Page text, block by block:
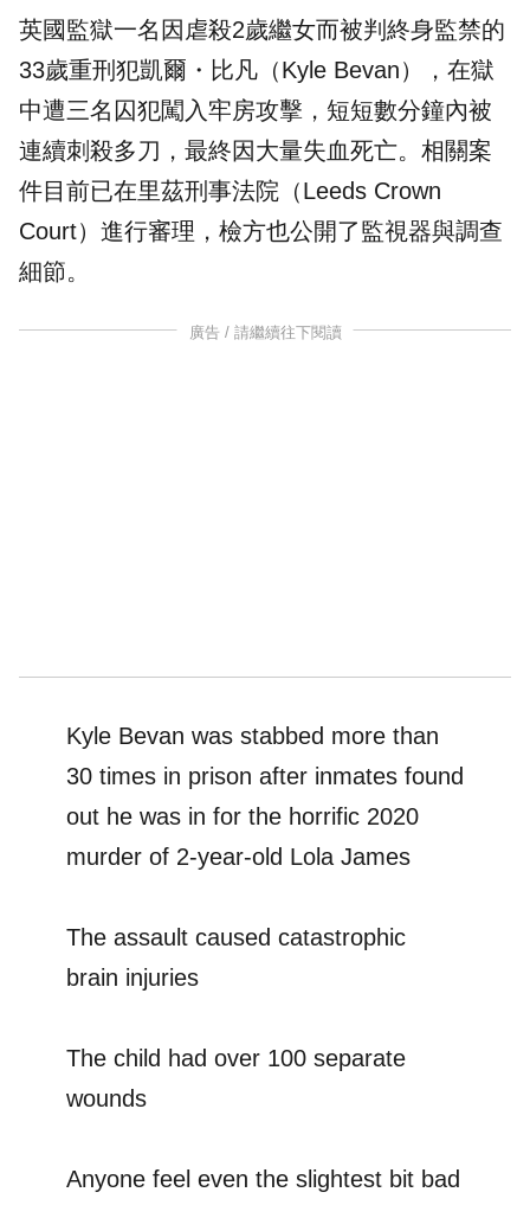
英國監獄一名因虐殺2歲繼女而被判終身監禁的
33歲重刑犯凱爾・比凡（Kyle Bevan），在獄
中遭三名囚犯闖入牢房攻擊 ，短短數分鐘內被
連續刺殺多刀，最終因大量失血死亡。相關案
件目前已在里茲刑事法院（Leeds Crown
Court）進行審理，檢方也公開了監視器與調查
細節。
廣告 / 請繼續往下閱讀
Kyle Bevan was stabbed more than
30 times in prison after inmates found
out he was in for the horrific 2020
murder of 2-year-old Lola James
The assault caused catastrophic
brain injuries
The child had over 100 separate
wounds
Anyone feel even the slightest bit bad